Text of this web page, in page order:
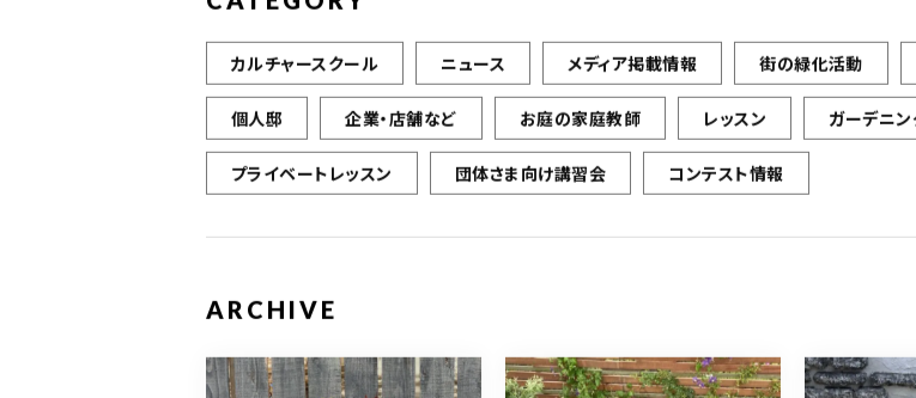
カルチャースクール ニュース メディア掲載情報 街の緑化活動
個人邸 企業・店舗など お庭の家庭教師 レッスン ガーデニ
プライベートレッスン 団体さま向け講習会 コンテスト情報
ARCHIVE